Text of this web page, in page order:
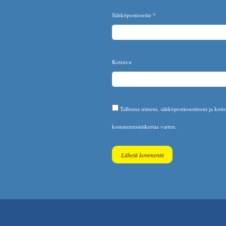
Sähköpostiosoite *
Kotisivu
Tallenna nimeni, sähköpostiosoitteeni ja
kommentointikertaa varten.